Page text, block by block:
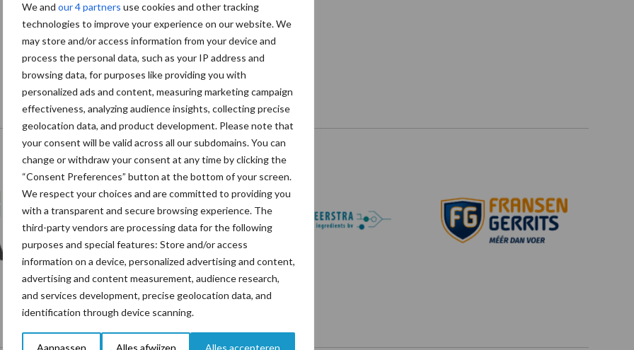
We and our 4 partners use cookies and other tracking
technologies to improve your experience on our website. We
may store and/or access information from your device and
process the personal data, such as your IP address and
browsing data, for purposes like providing you with
personalized ads and content, measuring marketing campaign
effectiveness, analyzing audience insights, collecting precise
geolocation data, and product development. Please note that
your consent will be valid across all our subdomains. You can
change or withdraw your consent at any time by clicking the
“Consent Preferences” button at the bottom of your screen.
We respect your choices and are committed to providing you
with a transparent and secure browsing experience. The
third-party vendors are processing data for the following
purposes and special features: Store and/or access
information on a device, personalized advertising and content,
advertising and content measurement, audience research,
and services development, precise geolocation data, and
identification through device scanning.
Aanpassen Alles afwijzen Alles accepteren
Onze brandpartners